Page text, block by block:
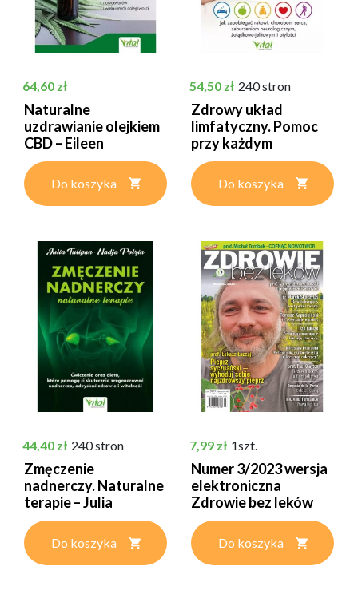
Cena
64,60 zł
Naturalne
uzdrawianie olejkiem
CBD – Eileen
Konieczny,...
Do koszyka
Cena
54,50 zł 240 stron
Zdrowy układ
limfatyczny. Pomoc
przy każdym
schorzeniu –...
Do koszyka
Cena
44,40 zł 240 stron
Zmęczenie
nadnerczy. Naturalne
terapie – Julia
Tulipan,...
Do koszyka
Cena
7,99 zł 1szt.
Numer 3/2023 wersja
elektroniczna
Zdrowie bez leków
Do koszyka